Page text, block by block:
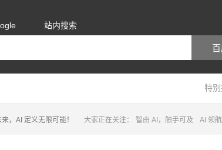
站内搜索
特
大家正在关注： 智无止境，AI 开启想象 携手 AI，共筑智慧未
！